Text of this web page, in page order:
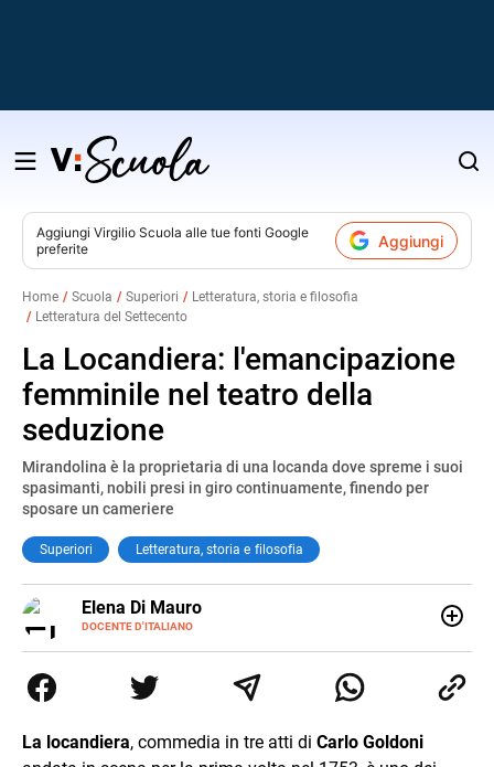
Salta
contenuto
Aggiungi Virgilio Scuola alle tue fonti Google
preferite
Aggiungi
Home Scuola Superiori
Letteratura, storia e filosofia
Letteratura del Settecento
La Locandiera: l'emancipazione
femminile nel teatro della
seduzione
Mirandolina è la proprietaria di una locanda dove spreme i suoi
spasimanti, nobili presi in giro continuamente, finendo per
sposare un cameriere
Superiori Letteratura, storia e filosofia
Elena Di Mauro
DOCENTE D'ITALIANO
E-
MAIL
Australia e Asia, maturando inglese, spagnolo e il
desiderio di insegnare. Oggi sono docente di ruolo
cambiamento.
La locandiera, commedia in tre atti di Carlo Goldoni